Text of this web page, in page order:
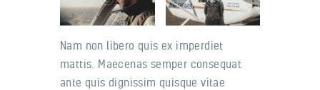
Nam non libero quis ex imperdiet
mattis. Maecenas semper consequat
ante quis dignissim quisque vitae